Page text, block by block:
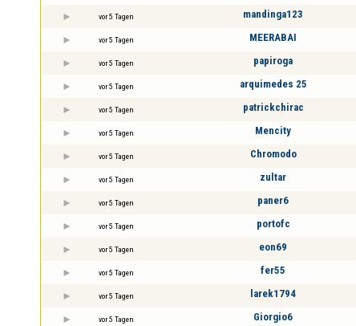
vor 5 Tagen mandinga123
vor 5 Tagen MEERABAI
vor 5 Tagen papiroga
vor 5 Tagen arquimedes 25
vor 5 Tagen patrickchirac
vor 5 Tagen Mencity
vor 5 Tagen Chromodo
vor 5 Tagen zultar
vor 5 Tagen paner6
vor 5 Tagen portofc
vor 5 Tagen eon69
vor 5 Tagen fer55
vor 5 Tagen larek1794
vor 5 Tagen Giorgio6